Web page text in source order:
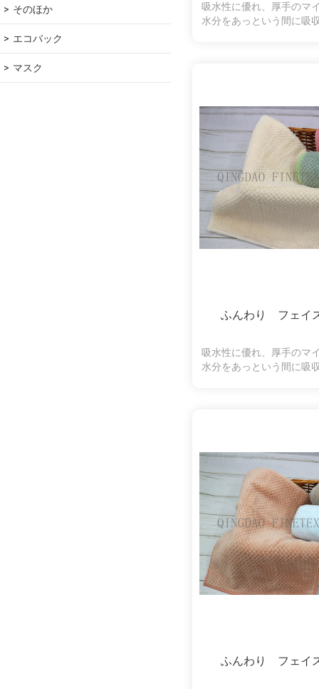
そのほか
エコバック
マスク
吸水性に優れ、厚手のマ
水分をあっという間に吸
ふんわり フェイ
吸水性に優れ、厚手のマ
水分をあっという間に吸
ふんわり フェイ